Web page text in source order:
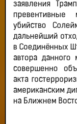
заявления
убийство
дальнейший
в Соединённых
автора данного
совершенно
акта
американским
на Ближнем